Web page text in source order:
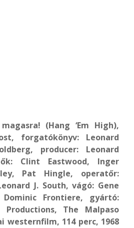
(Hang ‘Em High),
forgatókönyv: Leonard
producer: Leonard
Clint Eastwood, Inger
Pat Hingle, operatőr:
J. South, vágó: Gene
Frontiere, gyártó:
Productions, The Malpaso
westernfilm, 114 perc, 1968